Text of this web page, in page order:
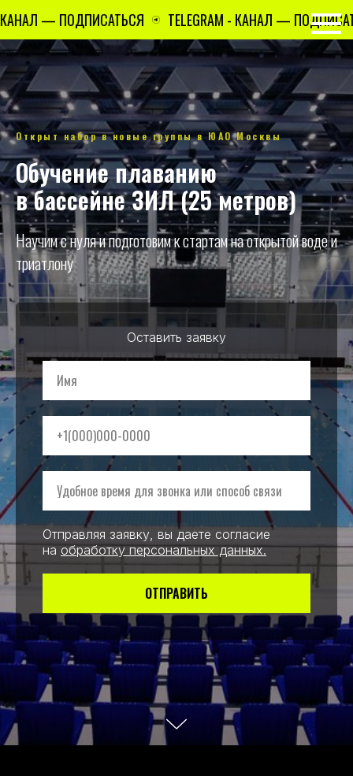
— ПОДПИСАТЬСЯ TELEGRAM - КАНАЛ — ПОДПИСАТЬСЯ
Открыт набор в новые группы в ЮАО Москвы
Обучение плаванию
в бассейне ЗИЛ (25 метров)
Научим с нуля и подготовим к стартам на открытой воде и
триатлону
Оставить заявку
Имя
+1(000)000-0000
Удобное время для звонка или способ связи
Отправляя заявку, вы даете согласие
на обработку персональных данных.
ОТПРАВИТЬ